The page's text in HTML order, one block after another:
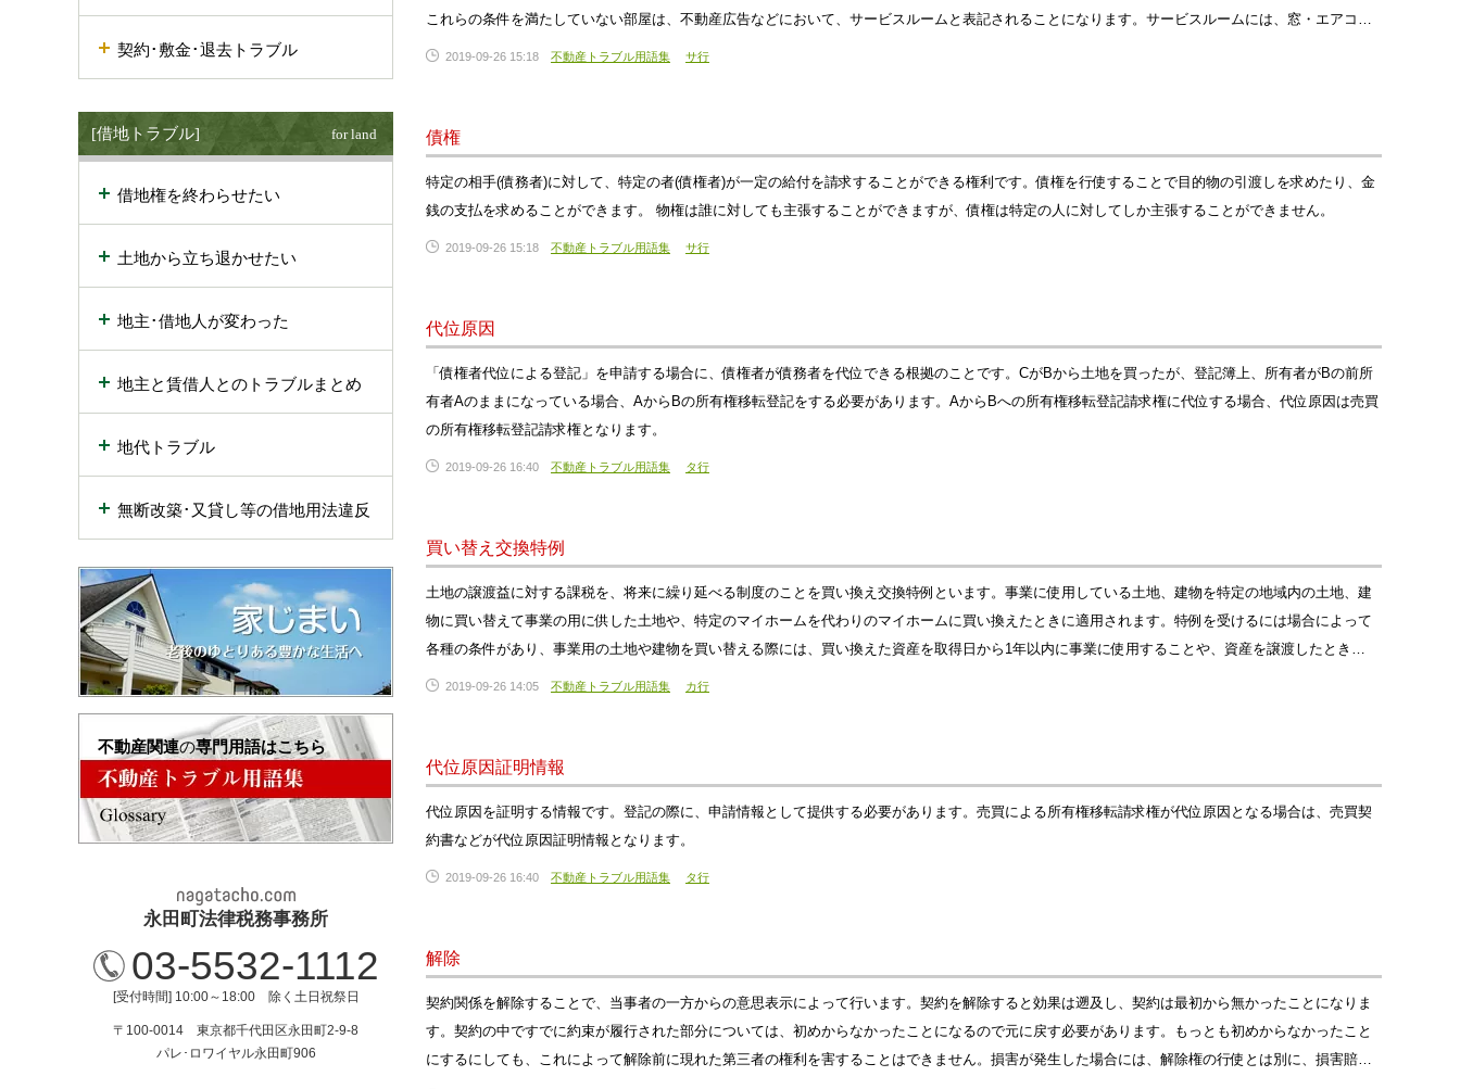
これらの条件を満たしていない部屋は、不動産広告などにおいて、サービスルームと表記されることになります。サービスルームには、窓・エアコ…
2019-09-26 15:18 不動産トラブル用語集 サ行
債権
特定の相手(債務者)に対して、特定の者(債権者)が一定の給付を請求することができる権利です。債権を行使することで目的物の引渡しを求めたり、金
銭の支払を求めることができます。 物権は誰に対しても主張することができますが、債権は特定の人に対してしか主張することができません。
2019-09-26 15:18 不動産トラブル用語集 サ行
代位原因
「債権者代位による登記」を申請する場合に、債権者が債務者を代位できる根拠のことです。CがBから土地を買ったが、登記簿上、所有者がBの前所
有者Aのままになっている場合、AからBの所有権移転登記をする必要があります。AからBへの所有権移転登記請求権に代位する場合、代位原因は売買
の所有権移転登記請求権となります。
2019-09-26 16:40 不動産トラブル用語集 タ行
買い替え交換特例
土地の譲渡益に対する課税を、将来に繰り延べる制度のことを買い換え交換特例といます。事業に使用している土地、建物を特定の地域内の土地、建
物に買い替えて事業の用に供した土地や、特定のマイホームを代わりのマイホームに買い換えたときに適用されます。特例を受けるには場合によって
各種の条件があり、事業用の土地や建物を買い替える際には、買い換えた資産を取得日から1年以内に事業に使用することや、資産を譲渡したとき…
2019-09-26 14:05 不動産トラブル用語集 カ行
代位原因証明情報
代位原因を証明する情報です。登記の際に、申請情報として提供する必要があります。売買による所有権移転請求権が代位原因となる場合は、売買契
約書などが代位原因証明情報となります。
2019-09-26 16:40 不動産トラブル用語集 タ行
解除
契約関係を解除することで、当事者の一方からの意思表示によって行います。契約を解除すると効果は遡及し、契約は最初から無かったことになりま
す。契約の中ですでに約束が履行された部分については、初めからなかったことになるので元に戻す必要があります。もっとも初めからなかったこと
にするにしても、これによって解除前に現れた第三者の権利を害することはできません。損害が発生した場合には、解除権の行使とは別に、損害賠…
契約･敷金･退去トラブル
[借地トラブル] for land
借地権を終わらせたい
土地から立ち退かせたい
地主･借地人が変わった
地主と賃借人とのトラブルまとめ
地代トラブル
無断改築･又貸し等の借地用法違反
不動産関連の専門用語はこちら
永田町法律税務事務所
03-5532-1112
[受付時間] 10:00～18:00 除く土日祝祭日
〒100-0014 東京都千代田区永田町2-9-8
パレ･ロワイヤル永田町906